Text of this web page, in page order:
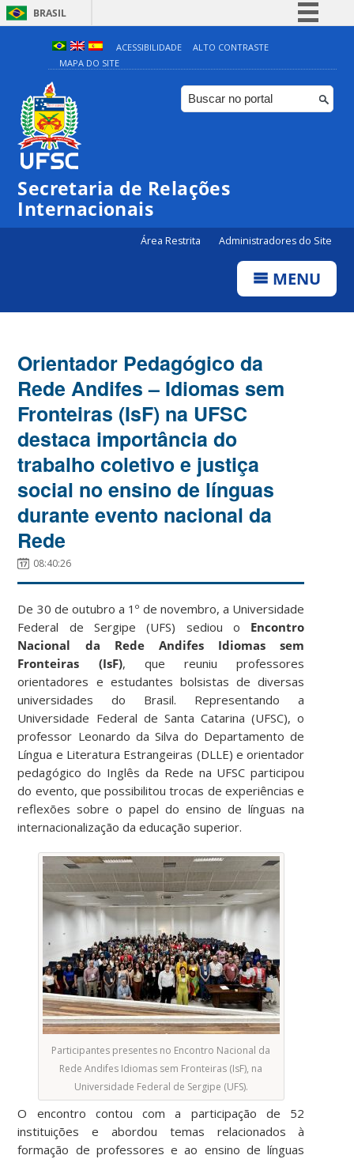
BRASIL
Simplifique!
Comunica BR
Participe
ACESSIBILIDADE
ALTO CONTRASTE
MAPA DO SITE
Secretaria de Relações
Internacionais
Área Restrita Administradores do Site
MENU
Orientador Pedagógico da
Rede Andifes – Idiomas sem
Fronteiras (IsF) na UFSC
destaca importância do
trabalho coletivo e justiça
social no ensino de línguas
durante evento nacional da
Rede
08:40:26
De 30 de outubro a 1º de novembro, a Universidade
Federal de Sergipe (UFS) sediou o Encontro
Nacional da Rede Andifes Idiomas sem
Fronteiras (IsF), que reuniu professores
orientadores e estudantes bolsistas de diversas
universidades do Brasil. Representando a
Universidade Federal de Santa Catarina (UFSC), o
professor Leonardo da Silva do Departamento de
Língua e Literatura Estrangeiras (DLLE) e orientador
pedagógico do Inglês da Rede na UFSC participou
do evento, que possibilitou trocas de experiências e
reflexões sobre o papel do ensino de línguas na
internacionalização da educação superior.
Participantes presentes no Encontro Nacional da
Rede Andifes Idiomas sem Fronteiras (IsF), na
Universidade Federal de Sergipe (UFS).
O encontro contou com a participação de 52
instituições e abordou temas relacionados à
formação de professores e ao ensino de línguas